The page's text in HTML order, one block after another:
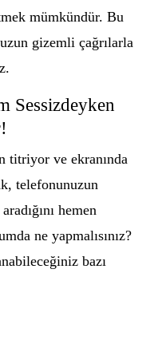
mümkündür. Bu
gizemli çağrılarla
Sessizdeyken
titriyor ve ekranında
telefonunuzun
hemen
ne yapmalısınız?
bazı